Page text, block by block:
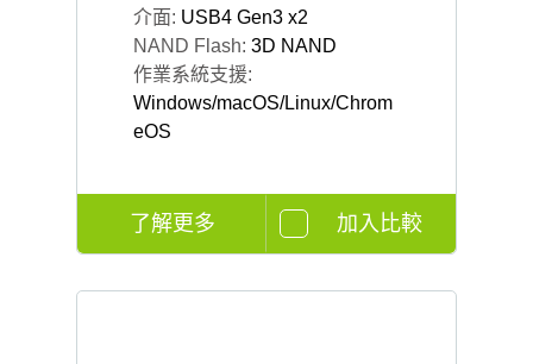
介面: USB4 Gen3 x2
NAND Flash: 3D NAND
作業系統支援:
Windows/macOS/Linux/Chrom
eOS
了解更多 加入比較